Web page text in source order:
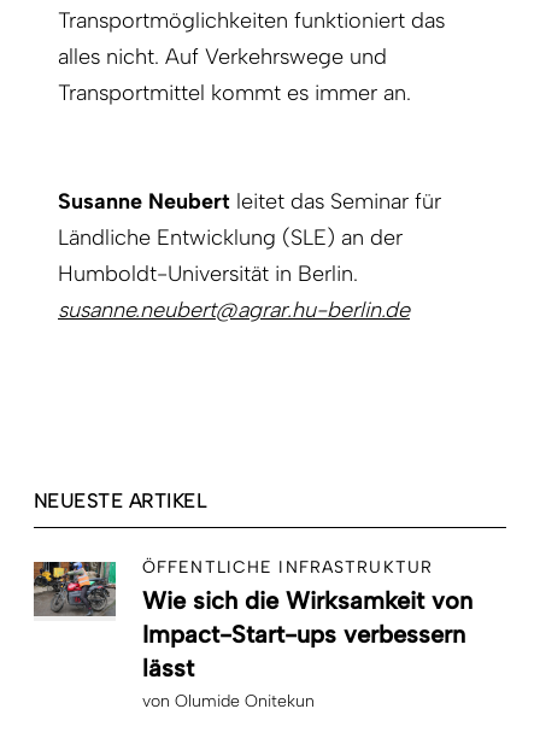
Transportmöglichkeiten funktioniert das
alles nicht. Auf Verkehrswege und
Transportmittel kommt es immer an.
Susanne Neubert leitet das Seminar für
Ländliche Entwicklung (SLE) an der
Humboldt-Universität in Berlin.
susanne.neubert@agrar.hu-berlin.de
NEUESTE ARTIKEL
ÖFFENTLICHE INFRASTRUKTUR
Wie sich die Wirksamkeit von
Impact-Start-ups verbessern
lässt
von Olumide Onitekun